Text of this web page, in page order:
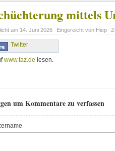
mittels
am 14. Juni 2026 Eingereicht von Hiep
Twitter
www.taz.de lesen.
um Kommentare zu verfassen